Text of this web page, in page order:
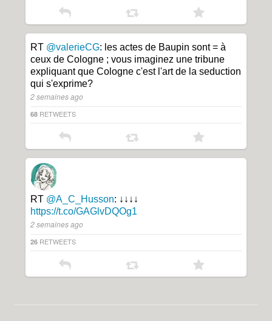
RT @valerieCG: les actes de Baupin sont = à
ceux de Cologne ; vous imaginez une tribune
expliquant que Cologne c'est l'art de la seduction
qui s'exprime?
2 semaines ago
68 RETWEETS
RT @A_C_Husson: ↓↓↓↓
https://t.co/GAGlvDQOg1
2 semaines ago
26 RETWEETS